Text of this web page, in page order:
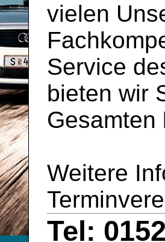
vielen
Service
bieten wir
Gesamten
Weitere
Tel: